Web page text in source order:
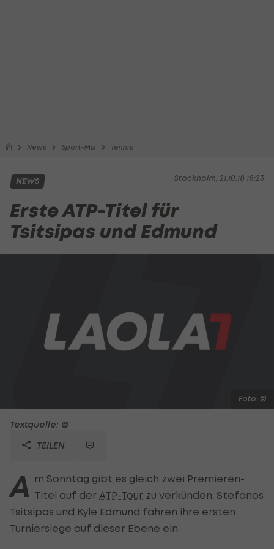
News Sport-Mix Tennis
Stockholm, 21.10.18 18:23
NEWS
Erste ATP-Titel für
Tsitsipas und Edmund
Foto: ©
Textquelle: ©
TEILEN
A m Sonntag gibt es gleich zwei Premieren-
Titel auf der ATP-Tour zu verkünden: Stefanos
Tsitsipas und Kyle Edmund fahren ihre ersten
Turniersiege auf dieser Ebene ein.